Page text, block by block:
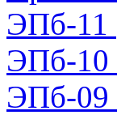
ЭПб-11
ЭПб-10
ЭПб-09